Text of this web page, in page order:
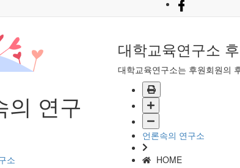
대학교육연구소
대학교육연구소는 후원회원의
의 연구
소
언론속의 연구소
HOME